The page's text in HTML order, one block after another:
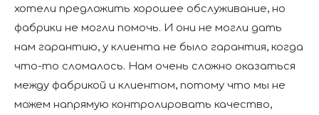
хотели предложить хорошее обслуживание, но
фабрики не могли помочь. И они не могли дать
нам гарантию, у клиента не было гарантия, когда
что-то сломалось. Нам очень сложно оказаться
между фабрикой и клиентом, потому что мы не
можем напрямую контролировать качество,